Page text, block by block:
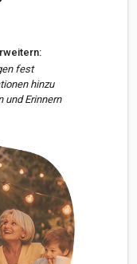
fest
hinzu
und Erinnern